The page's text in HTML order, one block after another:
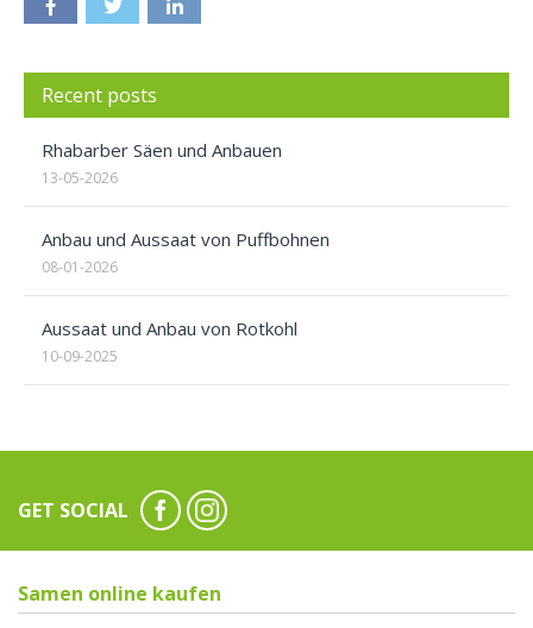
Recent posts
Rhabarber Säen und Anbauen
13-05-2026
Anbau und Aussaat von Puffbohnen
08-01-2026
Aussaat und Anbau von Rotkohl
10-09-2025
GET SOCIAL
Samen online kaufen